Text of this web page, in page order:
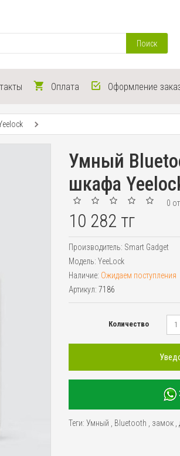
Поиск
Оплата Оформление
Умный
шкафа
0
10 282 тг
Производитель: Smart Gadget
Модель: YeeLock
Наличие: Ожидаем поступления
Артикул: 7186
Количество
Теги: Умный Bluetooth замок